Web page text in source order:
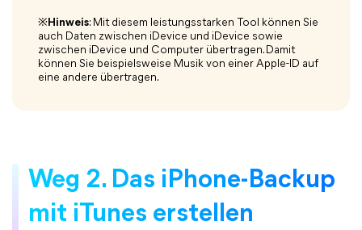
※Hinweis: Mit diesem leistungsstarken Tool können Sie
auch Daten zwischen iDevice und iDevice sowie
zwischen iDevice und Computer übertragen. Damit
können Sie beispielsweise Musik von einer Apple-ID auf
eine andere übertragen.
Weg 2. Das iPhone-Backup
mit iTunes erstellen